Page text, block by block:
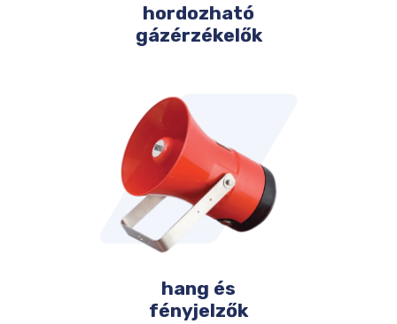
hordozható
gázérzékelők
hang és
fényjelzők